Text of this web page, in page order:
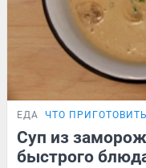
ЕДА ЧТО ПРИГОТОВИТЬ
Суп из
быстрого